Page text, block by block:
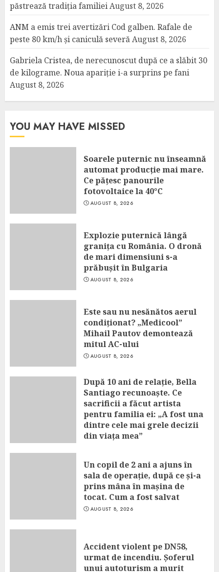
păstrează tradiția familieiAugust 8, 2026
ANM a emis trei avertizări Cod galben. Rafale de
peste 80 km/h și caniculă severăAugust 8, 2026
Gabriela Cristea, de nerecunoscut după ce a slăbit 30
de kilograme. Noua apariție i-a surprins pe fani
August 8, 2026
YOU MAY HAVE MISSED
Soarele puternic nu înseamnă
automat producție mai mare.
Ce pățesc panourile
fotovoltaice la 40°C
AUGUST 8, 2026
Explozie puternică lângă
granița cu România. O dronă
de mari dimensiuni s-a
prăbușit în Bulgaria
AUGUST 8, 2026
Este sau nu nesănătos aerul
condiționat? „Medicool”
Mihail Pautov demontează
mitul AC-ului
AUGUST 8, 2026
După 10 ani de relație, Bella
Santiago recunoaște. Ce
sacrificii a făcut artista
pentru familia ei: „A fost una
dintre cele mai grele decizii
din viața mea”
Un copil de 2 ani a ajuns în
sala de operație, după ce și-a
prins mâna în mașina de
tocat. Cum a fost salvat
AUGUST 8, 2026
Accident violent pe DN58,
urmat de incendiu. Șoferul
unui autoturism a murit